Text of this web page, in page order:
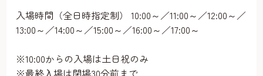
入場時間（全日時指定制） 10:00～／11:00～／12:00～／
13:00～／14:00～／15:00～／16:00～／17:00～
※10:00からの入場は土日祝のみ
※最終⼊場は閉場30分前まで